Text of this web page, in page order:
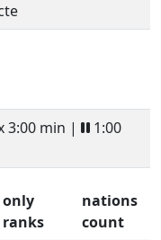
3:00 min |
1:00
only
ranks
nations
count